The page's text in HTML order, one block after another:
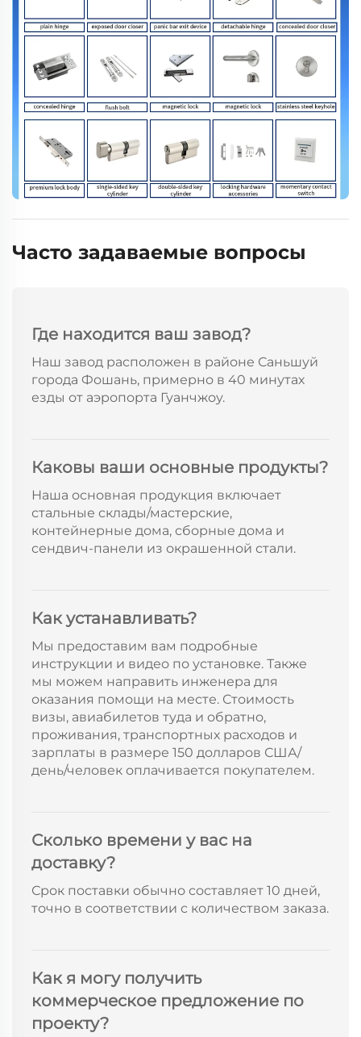
Часто задаваемые вопросы
Где находится ваш завод?
Наш завод расположен в районе Саньшуй
города Фошань, примерно в 40 минутах
езды от аэропорта Гуанчжоу.
Каковы ваши основные продукты?
Наша основная продукция включает
стальные склады/мастерские,
контейнерные дома, сборные дома и
сендвич-панели из окрашенной стали.
Как устанавливать?
Мы предоставим вам подробные
инструкции и видео по установке. Также
мы можем направить инженера для
оказания помощи на месте. Стоимость
визы, авиабилетов туда и обратно,
проживания, транспортных расходов и
зарплаты в размере 150 долларов США/
день/человек оплачивается покупателем.
Сколько времени у вас на
доставку?
Срок поставки обычно составляет 10 дней,
точно в соответствии с количеством заказа.
Как я могу получить
коммерческое предложение по
проекту?